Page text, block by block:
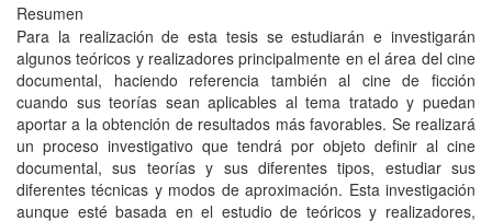
Resumen
Para la realización de esta tesis se estudiarán e investigarán
algunos teóricos y realizadores principalmente en el área del cine
documental, haciendo referencia también al cine de ficción
cuando sus teorías sean aplicables al tema tratado y puedan
aportar a la obtención de resultados más favorables. Se realizará
un proceso investigativo que tendrá por objeto definir al cine
documental, sus teorías y sus diferentes tipos, estudiar sus
diferentes técnicas y modos de aproximación. Esta investigación
aunque esté basada en el estudio de teóricos y realizadores,